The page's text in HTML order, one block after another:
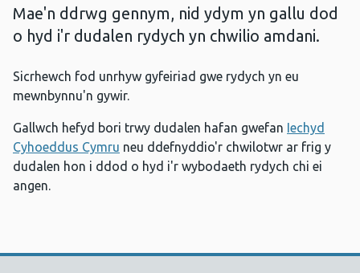
Mae'n ddrwg gennym, nid ydym yn gallu dod
o hyd i'r dudalen rydych yn chwilio amdani.
Sicrhewch fod unrhyw gyfeiriad gwe rydych yn eu
mewnbynnu'n gywir.
Gallwch hefyd bori trwy dudalen hafan gwefan Iechyd
Cyhoeddus Cymru neu ddefnyddio'r chwilotwr ar frig y
dudalen hon i ddod o hyd i'r wybodaeth rydych chi ei
angen.